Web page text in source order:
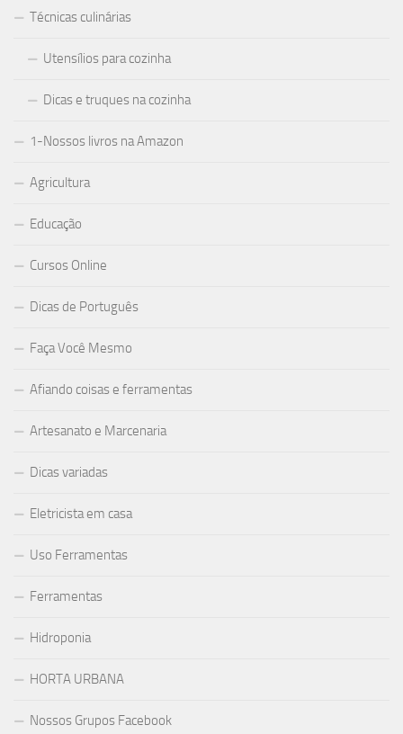
Técnicas culinárias
Utensílios para cozinha
Dicas e truques na cozinha
1-Nossos livros na Amazon
Agricultura
Educação
Cursos Online
Dicas de Português
Faça Você Mesmo
Afiando coisas e ferramentas
Artesanato e Marcenaria
Dicas variadas
Eletricista em casa
Uso Ferramentas
Ferramentas
Hidroponia
HORTA URBANA
Nossos Grupos Facebook